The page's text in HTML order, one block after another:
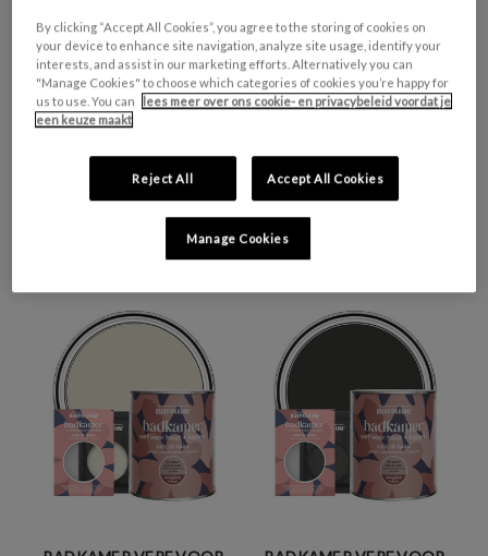
BADKAMER VERF VOOR
HOUT EN KASTEN,
HOOGGLANS - JASPER
€0,99 - €29,50
BADKAMER VERF VOOR
HOUT EN KASTEN,
HOOGGLANS - OLIJF
€0,99 - €29,50
By clicking “Accept All Cookies”, you agree to the storing of cookies on
your device to enhance site navigation, analyze site usage, identify your
interests, and assist in our marketing efforts. Alternatively you can
"Manage Cookies" to choose which categories of cookies you’re happy for
us to use. You can
lees meer over ons cookie- en privacybeleid voordat je
een keuze maakt
Reject All Accept All Cookies
Manage Cookies